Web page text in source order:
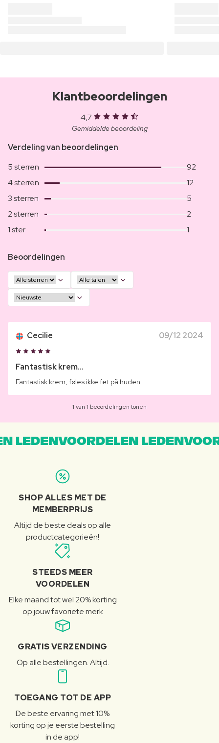
Klantbeoordelingen
4,7
Gemiddelde beoordeling
Verdeling van beoordelingen
5 sterren
92
4 sterren
12
3 sterren
5
2 sterren
2
1 ster
1
Beoordelingen
Cecilie 09/12 2024
Fantastisk krem...
Fantastisk krem, føles ikke fet på huden
1 van 1 beoordelingen tonen
LEDENVOORDELEN
SHOP ALLES MET DE
MEMBERPRIJS
Altijd de beste deals op alle
productcategorieën!
STEEDS MEER
VOORDELEN
Elke maand tot wel 20% korting
op jouw favoriete merk
GRATIS VERZENDING
Op alle bestellingen. Altijd.
TOEGANG TOT DE APP
De beste ervaring met 10%
korting op je eerste bestelling
in de app!